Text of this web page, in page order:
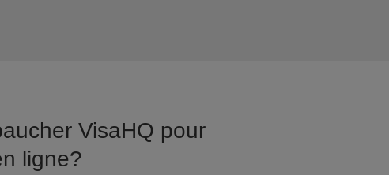
VisaHQ pour
ligne?